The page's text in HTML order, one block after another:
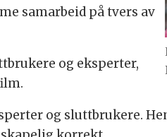
samarbeid på tvers av
og eksperter,
og sluttbrukere.